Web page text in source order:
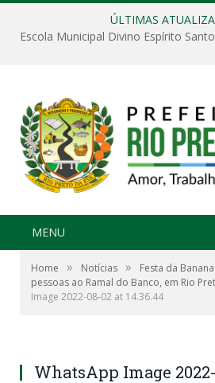
ÚLTIMAS
MENU
Home » Notícias »
Festa da
pessoas ao Ramal do Banco, em Rio
Image 2022-08-02 at 14.36.44
WhatsApp Image